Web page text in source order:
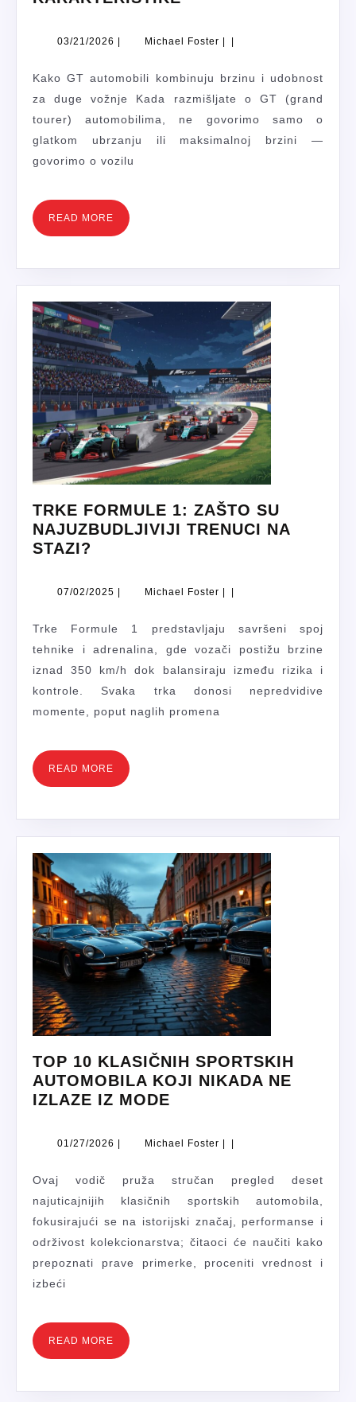
AUTOMOBILI:
BRZINA
TEHNIČKE
KARAKTERISTIKE
03/21/2026 03/21/2026Michael Foster Michael
Kako GT automobili kombinuju brzinu i udobnost
za duge vožnje Kada razmišljate o GT (grand
tourer) automobilima, ne govorimo samo o
glatkom ubrzanju ili maksimalnoj brzini —
govorimo o vozilu
READ MORE READ
MORE
TRKE FORMULE 1: ZAŠTO SU
NAJUZBUDLJIVIJI TRENUCI NA
STAZI?
1:
SU
NAJUZBUDLJIVIJI
TRENUCI
STAZI?
07/02/2025 07/02/2025Michael Foster Michael
Trke Formule 1 predstavljaju savršeni spoj
tehnike i adrenalina, gde vozači postižu brzine
iznad 350 km/h dok balansiraju između rizika i
kontrole. Svaka trka donosi nepredvidive
momente, poput naglih promena
READ MORE READ
MORE
TOP 10 KLASIČNIH SPORTSKIH
AUTOMOBILA KOJI NIKADA NE
IZLAZE IZ MODE
KLASIČNIH
AUTOMOBILA
NIKADA
NE
IZLAZE
IZ
01/27/2026 01/27/2026
| Michael Foster Michael
| |
Ovaj vodič pruža stručan pregled deset
najuticajnijih klasičnih sportskih automobila,
fokusirajući se na istorijski značaj, performanse i
održivost kolekcionarstva; čitaoci će naučiti kako
prepoznati prave primerke, proceniti vrednost i
izbeći
READ MORE READ
MORE